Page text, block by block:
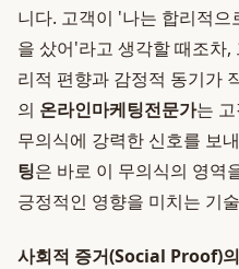
니다. 고객이 '나는 합리적
을 샀어'라고 생각할 때조차
리적 편향과 감정적 동기가
의 온라인마케팅전문가는
무의식에 강력한 신호를 보
팅은 바로 이 무의식의 영역
긍정적인 영향을 미치는 기
사회적 증거(Social Proof)